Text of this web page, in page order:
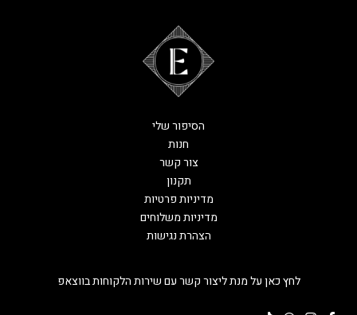
לחץ כאן על מנת ליצור קשר עם שירות הלקוחות בווצאפ
הסיפור שלי
חנות
צור קשר
תקנון
מדיניות פרטיות
מדיניות משלוחים
הצהרת נגישות